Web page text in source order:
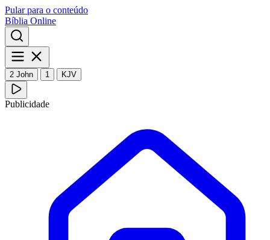
Pular para o conteúdo
Bíblia Online
2 John 1 KJV
Publicidade